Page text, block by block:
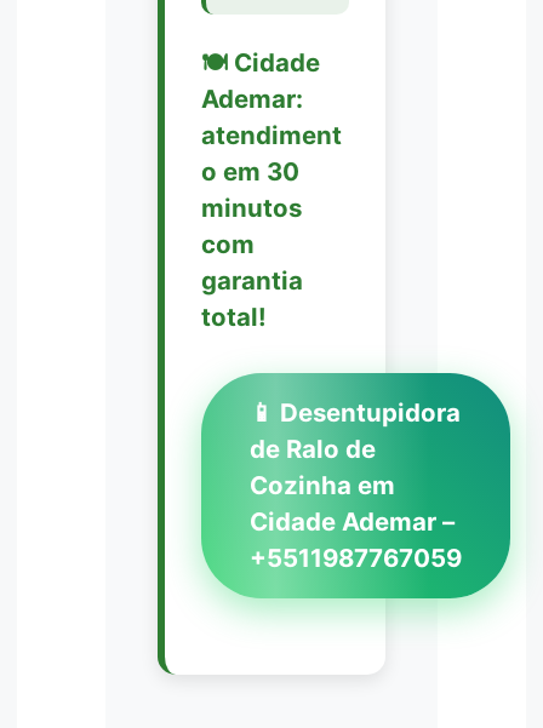
🍽️ Cidade
Ademar:
atendiment
o em 30
minutos
com
garantia
total!
📱 Desentupidora
de Ralo de
Cozinha em
Cidade Ademar –
+5511987767059